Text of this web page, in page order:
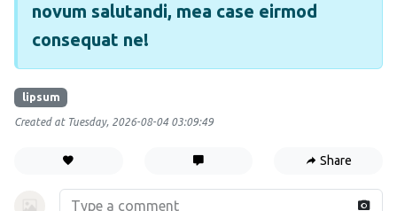
novum salutandi, mea case eirmod
consequat ne!
lipsum
Created at Tuesday, 2026-08-04 03:09:49
Share